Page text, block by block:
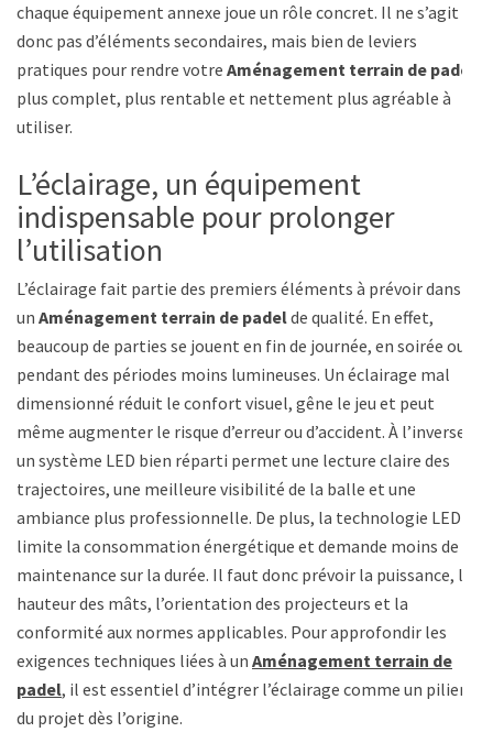
chaque équipement annexe joue un rôle concret. Il ne s’agit
donc pas d’éléments secondaires, mais bien de leviers
pratiques pour rendre votre Aménagement terrain de padel
plus complet, plus rentable et nettement plus agréable à
utiliser.
L’éclairage, un équipement
indispensable pour prolonger
l’utilisation
L’éclairage fait partie des premiers éléments à prévoir dans
un Aménagement terrain de padelde qualité. En effet,
beaucoup de parties se jouent en fin de journée, en soirée ou
pendant des périodes moins lumineuses. Un éclairage mal
dimensionné réduit le confort visuel, gêne le jeu et peut
même augmenter le risque d’erreur ou d’accident. À l’inverse,
un système LED bien réparti permet une lecture claire des
trajectoires, une meilleure visibilité de la balle et une
ambiance plus professionnelle. De plus, la technologie LED
limite la consommation énergétique et demande moins de
maintenance sur la durée. Il faut donc prévoir la puissance, la
hauteur des mâts, l’orientation des projecteurs et la
conformité aux normes applicables. Pour approfondir les
exigences techniques liées à un Aménagement terrain de
padel, il est essentiel d’intégrer l’éclairage comme un pilier
du projet dès l’origine.